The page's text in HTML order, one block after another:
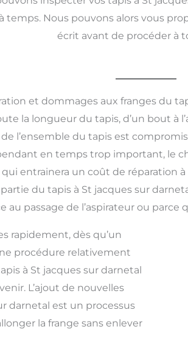
temps. Nous pouvons alors vous
écrit avant de procéder à
et dommages aux franges du
la longueur du tapis, d’un bout à
l’ensemble du tapis est
en temps trop important, le
entrainera un coût de réparation
du tapis à St jacques sur
au passage de l’aspirateur ou
rapidement, dès qu’un
procédure relativement
à St jacques sur darnetal
L’ajout de nouvelles
darnetal est un processus
la frange sans enlever